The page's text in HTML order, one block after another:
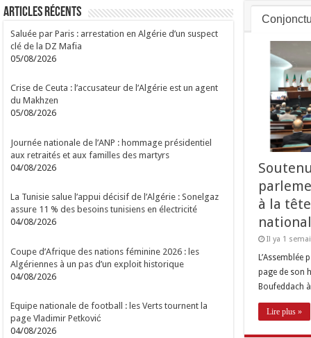
à la
Il ya 1
L’Assemblée
page de son
Boufeddach
Lire plus »
Articles Récents
Saluée par Paris : arrestation en Algérie d’un suspect
clé de la DZ Mafia
05/08/2026
Crise de Ceuta : l’accusateur de l’Algérie est un agent
du Makhzen
05/08/2026
Journée nationale de l’ANP : hommage présidentiel
aux retraités et aux familles des martyrs
04/08/2026
La Tunisie salue l’appui décisif de l’Algérie : Sonelgaz
assure 11 % des besoins tunisiens en électricité
04/08/2026
Coupe d’Afrique des nations féminine 2026 : les
Algériennes à un pas d’un exploit historique
04/08/2026
Equipe nationale de football : les Verts tournent la
page Vladimir Petković
04/08/2026